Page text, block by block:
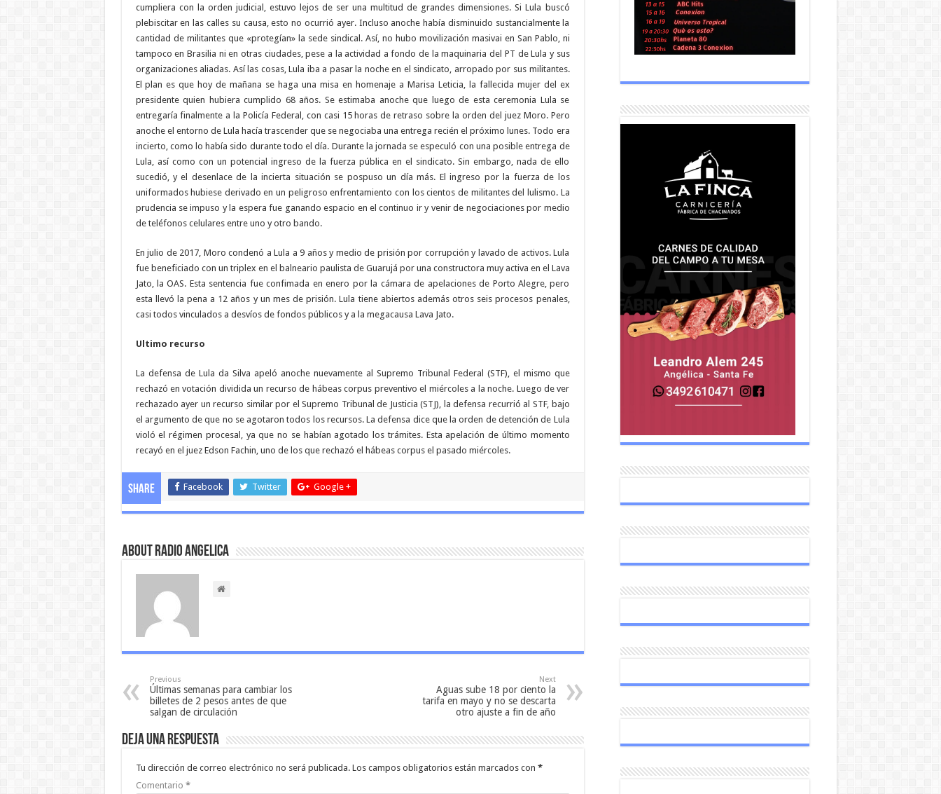
cumpliera con la orden judicial, estuvo lejos de ser una multitud de grandes dimensiones. Si Lula buscó
plebiscitar en las calles su causa, esto no ocurrió ayer. Incluso anoche había disminuido sustancialmente la
cantidad de militantes que «protegían» la sede sindical. Así, no hubo movilización masivai en San Pablo, ni
tampoco en Brasilia ni en otras ciudades, pese a la actividad a fondo de la maquinaria del PT de Lula y sus
organizaciones aliadas. Así las cosas, Lula iba a pasar la noche en el sindicato, arropado por sus militantes.
El plan es que hoy de mañana se haga una misa en homenaje a Marisa Leticia, la fallecida mujer del ex
presidente quien hubiera cumplido 68 años. Se estimaba anoche que luego de esta ceremonia Lula se
entregaría finalmente a la Policía Federal, con casi 15 horas de retraso sobre la orden del juez Moro. Pero
anoche el entorno de Lula hacía trascender que se negociaba una entrega recién el próximo lunes. Todo era
incierto, como lo había sido durante todo el día. Durante la jornada se especuló con una posible entrega de
Lula, así como con un potencial ingreso de la fuerza pública en el sindicato. Sin embargo, nada de ello
sucedió, y el desenlace de la incierta situación se pospuso un día más. El ingreso por la fuerza de los
uniformados hubiese derivado en un peligroso enfrentamiento con los cientos de militantes del lulismo. La
prudencia se impuso y la espera fue ganando espacio en el continuo ir y venir de negociaciones por medio
de teléfonos celulares entre uno y otro bando.
En julio de 2017, Moro condenó a Lula a 9 años y medio de prisión por corrupción y lavado de activos. Lula
fue beneficiado con un triplex en el balneario paulista de Guarujá por una constructora muy activa en el Lava
Jato, la OAS. Esta sentencia fue confimada en enero por la cámara de apelaciones de Porto Alegre, pero
esta llevó la pena a 12 años y un mes de prisión. Lula tiene abiertos además otros seis procesos penales,
casi todos vinculados a desvíos de fondos públicos y a la megacausa Lava Jato.
Ultimo recurso
La defensa de Lula da Silva apeló anoche nuevamente al Supremo Tribunal Federal (STF), el mismo que
rechazó en votación dividida un recurso de hábeas corpus preventivo el miércoles a la noche. Luego de ver
rechazado ayer un recurso similar por el Supremo Tribunal de Justicia (STJ), la defensa recurrió al STF, bajo
el argumento de que no se agotaron todos los recursos. La defensa dice que la orden de detención de Lula
violó el régimen procesal, ya que no se habían agotado los trámites. Esta apelación de último momento
recayó en el juez Edson Fachin, uno de los que rechazó el hábeas corpus el pasado miércoles.
Share Facebook Twitter Google +
About Radio Angelica
Previous
Últimas semanas para cambiar los
billetes de 2 pesos antes de que
salgan de circulación
Next
Aguas sube 18 por ciento la
tarifa en mayo y no se descarta
otro ajuste a fin de año
Deja una respuesta
Tu dirección de correo electrónico no será publicada. Los campos obligatorios están marcados con *
Comentario *